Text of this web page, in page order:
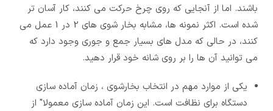
باشند. اما از آنجایی که روی چرخ حرکت می کنند، کار آسان تر
شده است. اکثر نمونه ها، مشابه بخار شوی های 2 در 1 عمل می
کنند، در حالی که مدل های بسیار جمع و جوری وجود دارد که
می توانید آن ها را بر روی شانه خود قرار دهید.
یکی از موارد مهم در انتخاب بخارشوی ، زمان آماده سازی
دستگاه برای نظافت است. این زمان آماده سازی معمولا" از